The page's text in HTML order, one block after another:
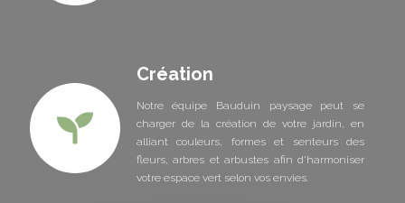
Création
Notre équipe Bauduin paysage peut se
charger de la création de votre jardin, en
alliant couleurs, formes et senteurs des
fleurs, arbres et arbustes afin d'harmoniser
votre espace vert selon vos envies.